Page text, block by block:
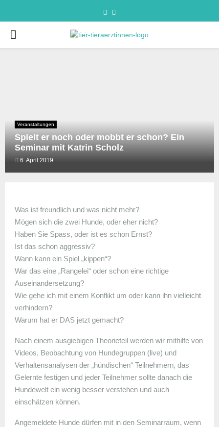
Veranstaltungen
Spielt er noch oder mobbt er schon? Ein
Seminar mit Katrin Scholz
6. April 2019
Was ist freundlich und was nicht mehr?
Mögen sich die zwei Hunde, oder eher nicht?
Haben Sie Spass, oder ist es schon Ernst?
Ist das schon aggressiv?
Wann kann ein Spiel „kippen“?
War das eine „Rangelei“ oder schon eine richtige
Auseinandersetzung?
Wie gehe ich mit einem Konflikt um oder kann ihn vielleicht
verhindern?
Warum hat er DAS jetzt gemacht?
Nach einem ausgiebigen Theorieteil werden wir mithilfe von
Videos, Beobachtung von Hundegruppen (live) und
Verhaltensanalysen der „hündischen“ Teilnehmern, das
Gelernte festigen und jeder Teilnehmer sollte danach die
Hundewelt ein wenig besser verstehen und auch
einschätzen können.
Angemeldete Hunde dürfen mit in den Seminarraum, wenn